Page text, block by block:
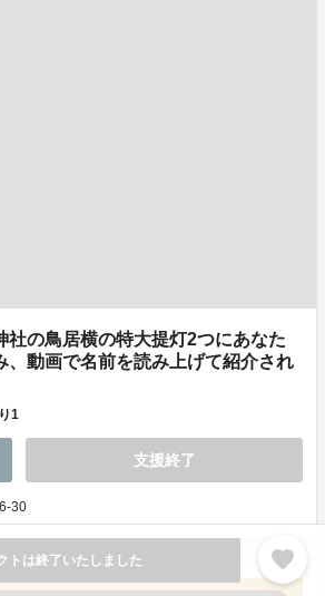
トは終了いたしました favorite
社の鳥居横の特大提灯2つにあなた
、動画で名前を読み上げて紹介され
1
支援終了
30